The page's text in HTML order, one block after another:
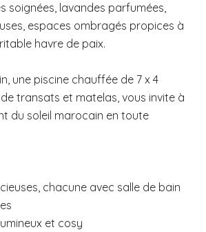
soignées, lavandes parfumées,
espaces ombragés propices à
havre de paix.
une piscine chauffée de 7 x 4
transats et matelas, vous invite à
du soleil marocain en toute
chacune avec salle de bain
et cosy